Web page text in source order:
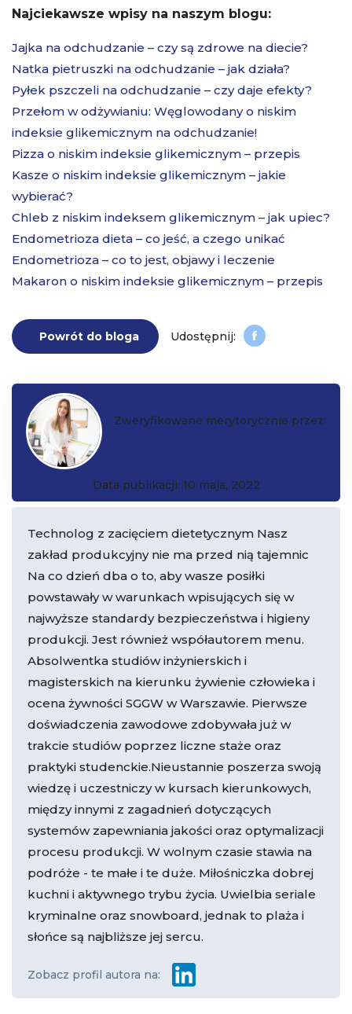
Najciekawsze wpisy na naszym blogu:
Jajka na odchudzanie – czy są zdrowe na diecie?
Natka pietruszki na odchudzanie – jak działa?
Pyłek pszczeli na odchudzanie – czy daje efekty?
Przełom w odżywianiu: Węglowodany o niskim
indeksie glikemicznym na odchudzanie!
Pizza o niskim indeksie glikemicznym – przepis
Kasze o niskim indeksie glikemicznym – jakie
wybierać?
Chleb z niskim indeksem glikemicznym – jak upiec?
Endometrioza dieta – co jeść, a czego unikać
Endometrioza – co to jest, objawy i leczenie
Makaron o niskim indeksie glikemicznym – przepis
Powrót do bloga
Zweryfikowane merytorycznie przez:
Data publikacji: 10 maja, 2022
Technolog z zacięciem dietetycznym Nasz
zakład produkcyjny nie ma przed nią tajemnic
Na co dzień dba o to, aby wasze posiłki
powstawały w warunkach wpisujących się w
najwyższe standardy bezpieczeństwa i higieny
produkcji. Jest również współautorem menu.
Absolwentka studiów inżynierskich i
magisterskich na kierunku żywienie człowieka i
ocena żywności SGGW w Warszawie. Pierwsze
doświadczenia zawodowe zdobywała już w
trakcie studiów poprzez liczne staże oraz
praktyki studenckie.Nieustannie poszerza swoją
wiedzę i uczestniczy w kursach kierunkowych,
między innymi z zagadnień dotyczących
systemów zapewniania jakości oraz optymalizacji
procesu produkcji. W wolnym czasie stawia na
podróże - te małe i te duże. Miłośniczka dobrej
kuchni i aktywnego trybu życia. Uwielbia seriale
kryminalne oraz snowboard, jednak to plaża i
słońce są najbliższe jej sercu.
Zobacz profil autora na: